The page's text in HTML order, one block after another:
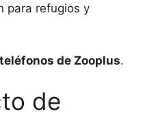
para refugios y
teléfonos de Zooplus.
de